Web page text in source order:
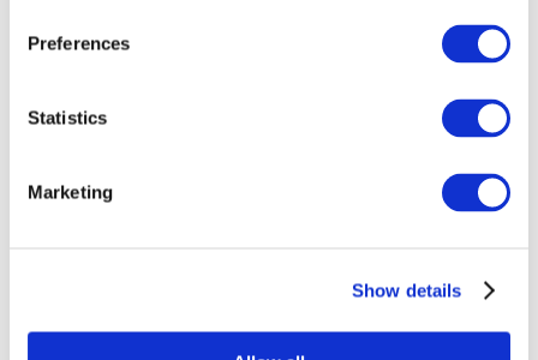
Preferences
Statistics
Marketing
Show details
Összes
esemény
Música pop